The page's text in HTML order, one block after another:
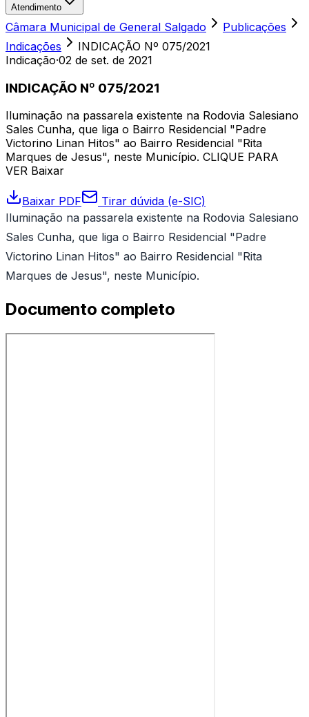
Atendimento
Câmara Municipal de General Salgado
Publicações
Indicações
INDICAÇÃO Nº 075/2021
Indicação·02 de set. de 2021
INDICAÇÃO Nº 075/2021
Iluminação na passarela existente na Rodovia Salesiano
Sales Cunha, que liga o Bairro Residencial "Padre
Victorino Linan Hitos" ao Bairro Residencial "Rita
Marques de Jesus", neste Município. CLIQUE PARA
VER Baixar
Baixar PDF
Tirar dúvida (e-SIC)
Iluminação na passarela existente na Rodovia Salesiano
Sales Cunha, que liga o Bairro Residencial "Padre
Victorino Linan Hitos" ao Bairro Residencial "Rita
Marques de Jesus", neste Município.
Documento completo